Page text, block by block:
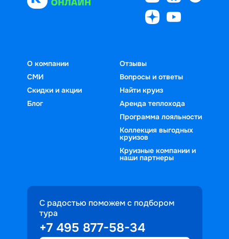
О компании
СМИ
Скидки и акции
Блог
Отзывы
Вопросы и ответы
Найти круиз
Аренда теплохода
Программа лояльности
Коллекция выгодных
круизов
Круизные компании и
наши партнеры
С радостью поможем с подбором
тура
+7 495 877-58-34